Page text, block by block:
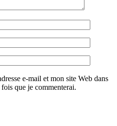
e-mail et mon site Web dans
que je commenterai.